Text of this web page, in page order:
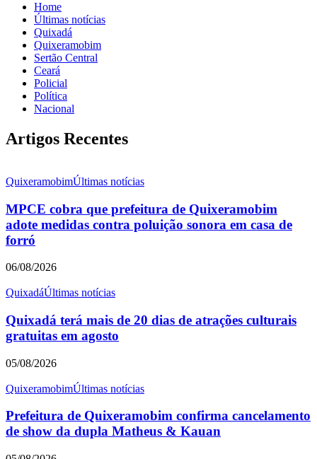
Home
Últimas notícias
Quixadá
Quixeramobim
Sertão Central
Ceará
Policial
Política
Nacional
Artigos Recentes
QuixeramobimÚltimas notícias
MPCE cobra que prefeitura de Quixeramobim
adote medidas contra poluição sonora em casa de
forró
06/08/2026
QuixadáÚltimas notícias
Quixadá terá mais de 20 dias de atrações culturais
gratuitas em agosto
05/08/2026
QuixeramobimÚltimas notícias
Prefeitura de Quixeramobim confirma cancelamento
de show da dupla Matheus & Kauan